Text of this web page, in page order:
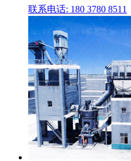
联系电话: 180 3780 8511